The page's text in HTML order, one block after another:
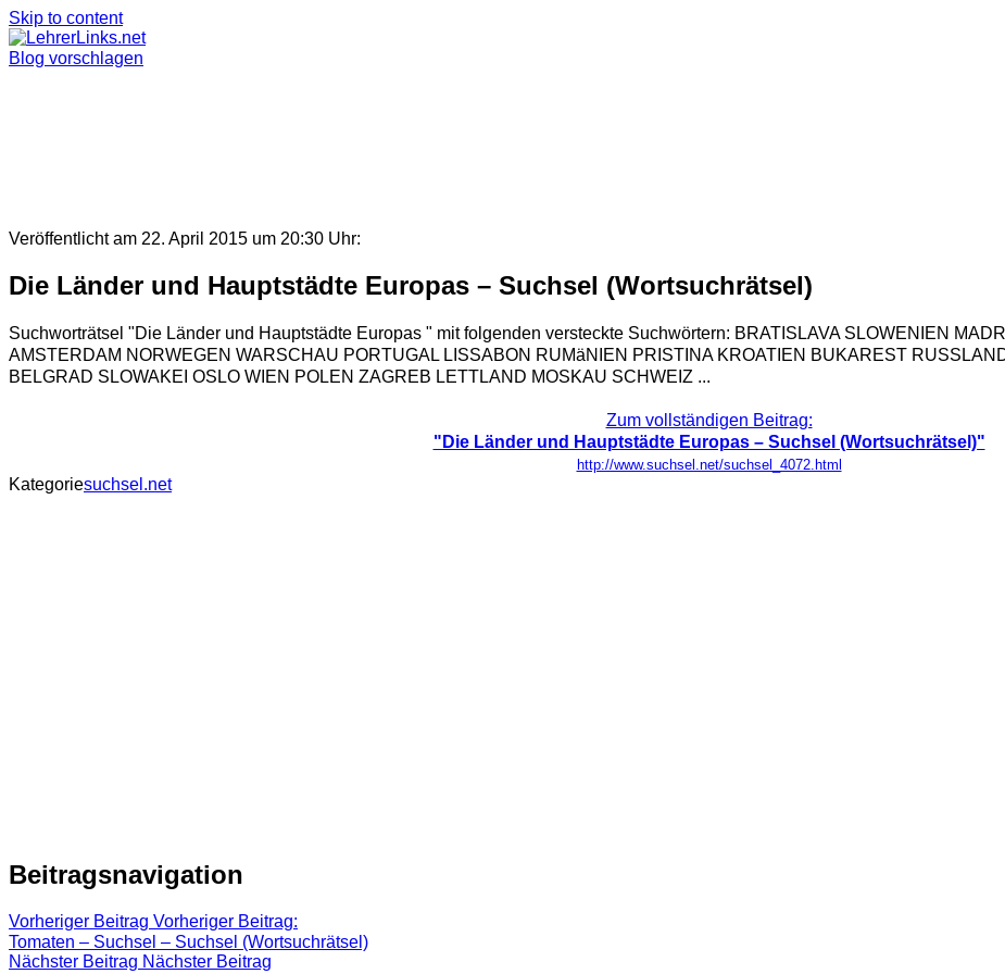
Skip to content
Blog vorschlagen
Veröffentlicht am 22. April 2015 um 20:30 Uhr:
Die Länder und Hauptstädte Europas – Suchsel (Wortsuchrätsel)
Suchworträtsel "Die Länder und Hauptstädte Europas " mit folgenden versteckte Suchwörtern: BRATISLAVA SLOWENIEN
AMSTERDAM NORWEGEN WARSCHAU PORTUGAL LISSABON RUMäNIEN PRISTINA KROATIEN BUKAREST
BELGRAD SLOWAKEI OSLO WIEN POLEN ZAGREB LETTLAND MOSKAU SCHWEIZ ...
Zum vollständigen Beitrag:
"Die Länder und Hauptstädte Europas – Suchsel (Wortsuchrätsel)"
http://www.suchsel.net/suchsel_4072.html
Kategoriesuchsel.net
Beitragsnavigation
Vorheriger Beitrag Vorheriger Beitrag:
Tomaten – Suchsel – Suchsel (Wortsuchrätsel)
Nächster Beitrag Nächster Beitrag